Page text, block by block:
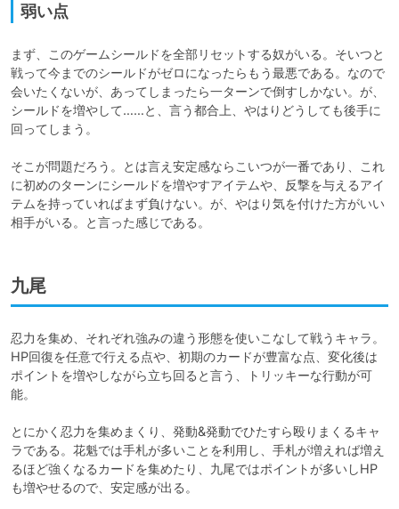
弱い点
まず、このゲームシールドを全部リセットする奴がいる。そいつと
戦って今までのシールドがゼロになったらもう最悪である。なので
会いたくないが、あってしまったら一ターンで倒すしかない。が、
シールドを増やして……と、言う都合上、やはりどうしても後手に
回ってしまう。
そこが問題だろう。とは言え安定感ならこいつが一番であり、これ
に初めのターンにシールドを増やすアイテムや、反撃を与えるアイ
テムを持っていればまず負けない。が、やはり気を付けた方がいい
相手がいる。と言った感じである。
九尾
忍力を集め、それぞれ強みの違う形態を使いこなして戦うキャラ。
HP回復を任意で行える点や、初期のカードが豊富な点、変化後は
ポイントを増やしながら立ち回ると言う、トリッキーな行動が可
能。
とにかく忍力を集めまくり、発動&発動でひたすら殴りまくるキャ
ラである。花魁では手札が多いことを利用し、手札が増えれば増え
るほど強くなるカードを集めたり、九尾ではポイントが多いしHP
も増やせるので、安定感が出る。